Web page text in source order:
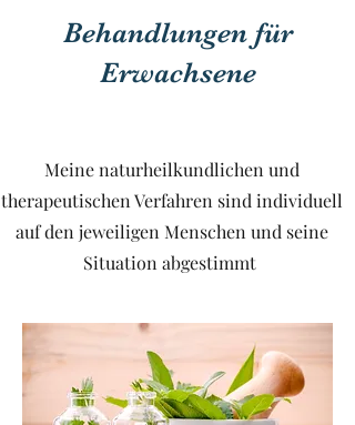
Behandlungen für
Erwachsene
Meine naturheilkundlichen und
therapeutischen Verfahren sind individuell
auf den jeweiligen Menschen und seine
Situation abgestimmt